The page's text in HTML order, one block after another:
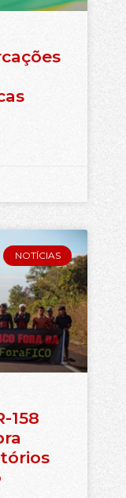
NOTÍCIAS
158